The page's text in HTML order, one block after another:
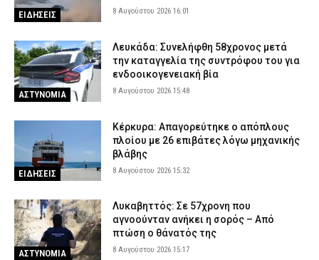
ΕΙΔΗΣΕΙΣ 8 Αυγούστου 2026 16:01
ΑΣΤΥΝΟΜΙΑ
Λευκάδα: Συνελήφθη 58χρονος μετά
την καταγγελία της συντρόφου του για
ενδοοικογενειακή βία
8 Αυγούστου 2026 15:48
ΕΙΔΗΣΕΙΣ
Κέρκυρα: Απαγορεύτηκε ο απόπλους
πλοίου με 26 επιβάτες λόγω μηχανικής
βλάβης
8 Αυγούστου 2026 15:32
ΑΣΤΥΝΟΜΙΑ
Λυκαβηττός: Σε 57χρονη που
αγνοούνταν ανήκει η σορός – Από
πτώση ο θάνατός της
8 Αυγούστου 2026 15:17